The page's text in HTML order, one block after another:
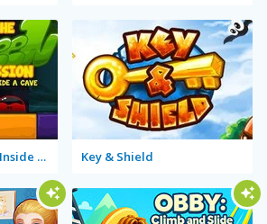
The Green Mission: Inside a Cave Key & Shield